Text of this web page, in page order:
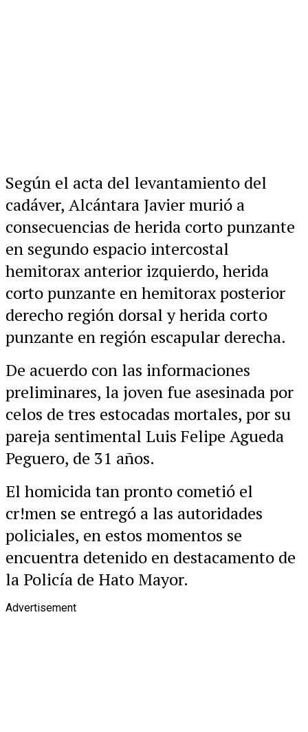
Según el acta del levantamiento del
cadáver, Alcántara Javier murió a
consecuencias de herida corto punzante
en segundo espacio intercostal
hemitorax anterior izquierdo, herida
corto punzante en hemitorax posterior
derecho región dorsal y herida corto
punzante en región escapular derecha.
De acuerdo con las informaciones
preliminares, la joven fue asesinada por
celos de tres estocadas mortales, por su
pareja sentimental Luis Felipe Agueda
Peguero, de 31 años.
El homicida tan pronto cometió el
cr!men se entregó a las autoridades
policiales, en estos momentos se
encuentra detenido en destacamento de
la Policía de Hato Mayor.
Advertisement